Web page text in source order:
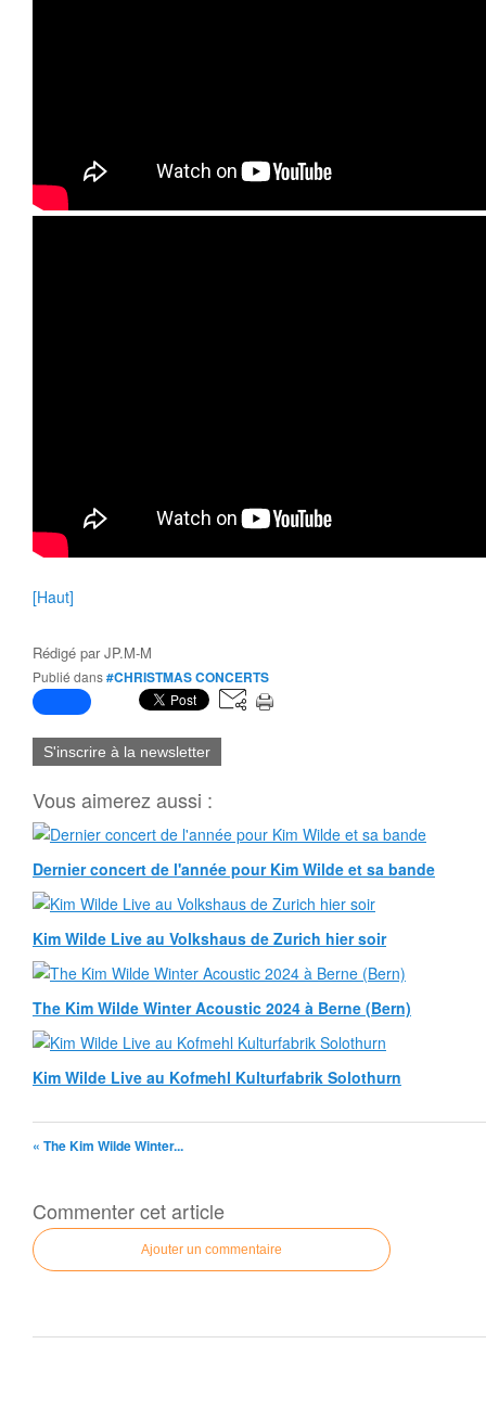
[Haut]
Rédigé parJP.M-M
Publié dans#CHRISTMAS CONCERTS
S'inscrire à la newsletter
Vous aimerez aussi :
Dernier concert de l'année pour Kim Wilde et sa bande
Kim Wilde Live au Volkshaus de Zurich hier soir
The Kim Wilde Winter Acoustic 2024 à Berne (Bern)
Kim Wilde Live au Kofmehl Kulturfabrik Solothurn
« The Kim Wilde Winter...
Commenter cet article
Ajouter un commentaire